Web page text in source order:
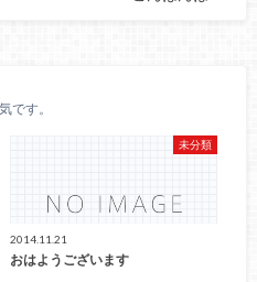
です。
未分類
2014.11.21
おはようございます